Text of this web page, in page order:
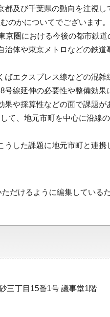
及び千葉県の動向を注視し
のかについてでございます。
圏における今後の都市鉄道
体や東京メトロなどの鉄
エクスプレス線などの混雑
線延伸の必要性や整備効果
や採算性などの面で課題が
て、地元市町を中心に沿線
、こうした課題に地元
だけるように編集している
三丁目15番1号 議事堂1階